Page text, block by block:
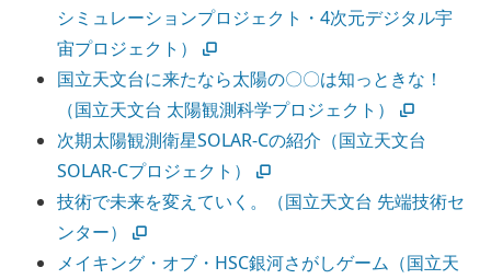
シミュレーションプロジェクト・4次元デジタル宇
宙プロジェクト）
国立天文台に来たなら太陽の〇〇は知っときな！
（国立天文台 太陽観測科学プロジェクト）
次期太陽観測衛星SOLAR-Cの紹介（国立天文台
SOLAR-Cプロジェクト）
技術で未来を変えていく。（国立天文台 先端技術セ
ンター）
メイキング・オブ・HSC銀河さがしゲーム（国立天